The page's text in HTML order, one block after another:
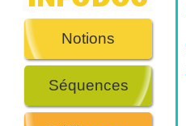
Notions
Séquences